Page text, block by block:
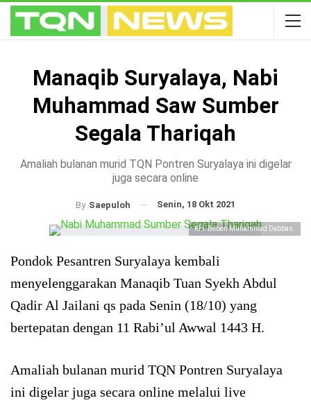
Manaqib Suryalaya, Nabi
Muhammad Saw Sumber
Segala Thariqah
Amaliah bulanan murid TQN Pontren Suryalaya ini digelar
juga secara online
By Saepuloh Senin, 18 Okt 2021
KH. Beben Muhammad Dabbas.
Pondok Pesantren Suryalaya kembali
menyelenggarakan Manaqib Tuan Syekh Abdul
Qadir Al Jailani qs pada Senin (18/10) yang
bertepatan dengan 11 Rabi’ul Awwal 1443 H.
Amaliah bulanan murid TQN Pontren Suryalaya
ini digelar juga secara online melalui live